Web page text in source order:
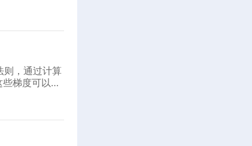
则，通过计算
梯度可以用